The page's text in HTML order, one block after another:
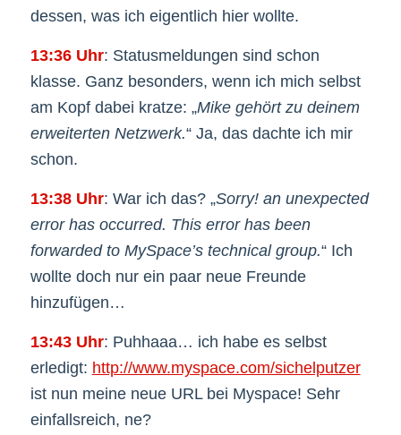
dessen, was ich eigentlich hier wollte.
13:36 Uhr: Statusmeldungen sind schon
klasse. Ganz besonders, wenn ich mich selbst
am Kopf dabei kratze: „Mike gehört zu deinem
erweiterten Netzwerk.“ Ja, das dachte ich mir
schon.
13:38 Uhr: War ich das? „Sorry! an unexpected
error has occurred. This error has been
forwarded to MySpace’s technical group.“ Ich
wollte doch nur ein paar neue Freunde
hinzufügen…
13:43 Uhr: Puhhaaa… ich habe es selbst
erledigt: http://www.myspace.com/sichelputzer
ist nun meine neue URL bei Myspace! Sehr
einfallsreich, ne?